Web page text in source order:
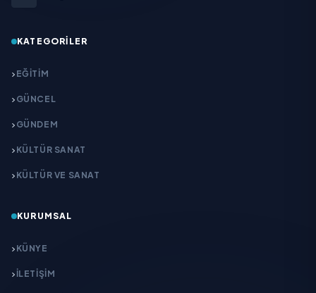
KATEGORILER
EĞITIM
GÜNCEL
GÜNDEM
KÜLTÜR SANAT
KÜLTÜR VE SANAT
KURUMSAL
KÜNYE
İLETIŞIM